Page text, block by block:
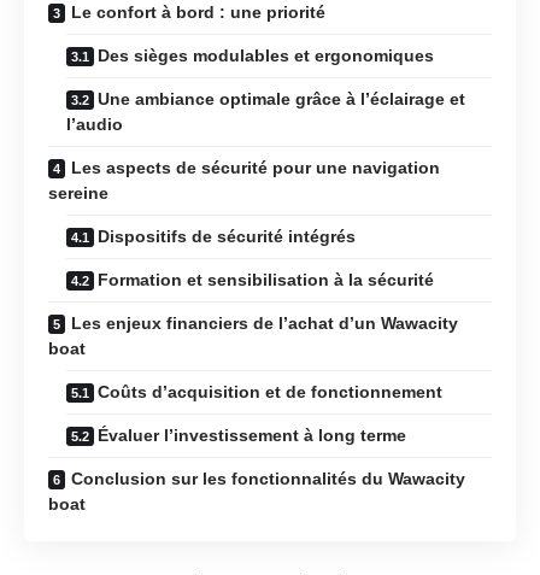
Le confort à bord : une priorité
Des sièges modulables et ergonomiques
Une ambiance optimale grâce à l’éclairage et
l’audio
Les aspects de sécurité pour une navigation
sereine
Dispositifs de sécurité intégrés
Formation et sensibilisation à la sécurité
Les enjeux financiers de l’achat d’un Wawacity
boat
Coûts d’acquisition et de fonctionnement
Évaluer l’investissement à long terme
Conclusion sur les fonctionnalités du Wawacity
boat